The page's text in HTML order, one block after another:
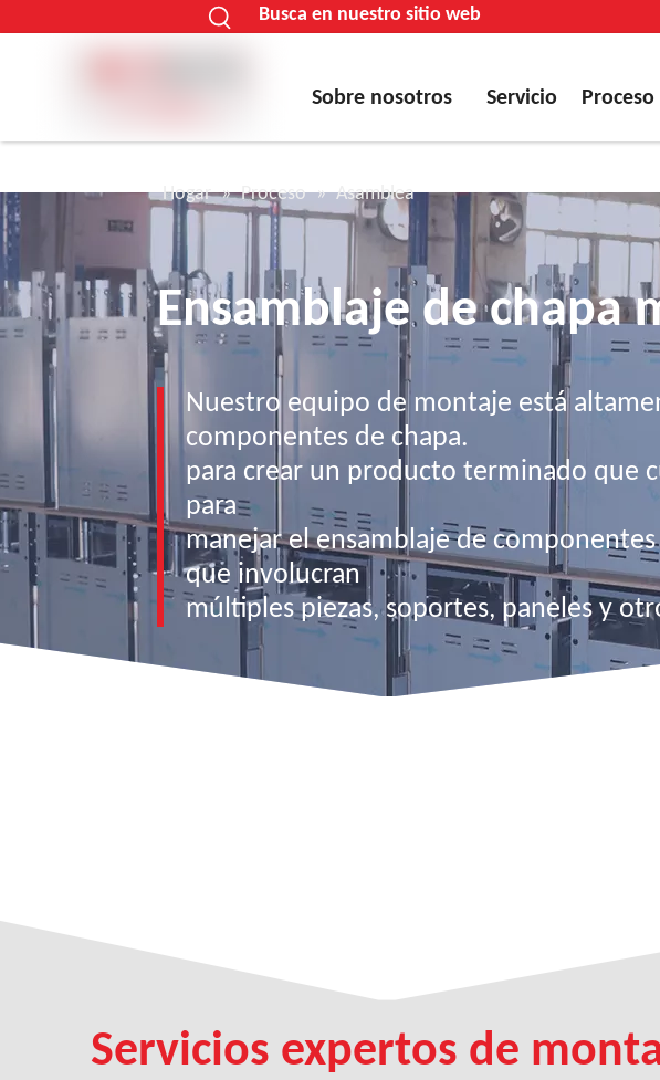
Busca en nuestro sitio web
Sobre nosotros Servicio Proceso
Hogar » Proceso » Asamblea
Ensamblaje de chapa
Nuestro equipo de montaje está
componentes de chapa.
para crear un producto terminado que
para
manejar el ensamblaje de
que involucran
múltiples piezas, soportes, paneles y
Servicios expertos de